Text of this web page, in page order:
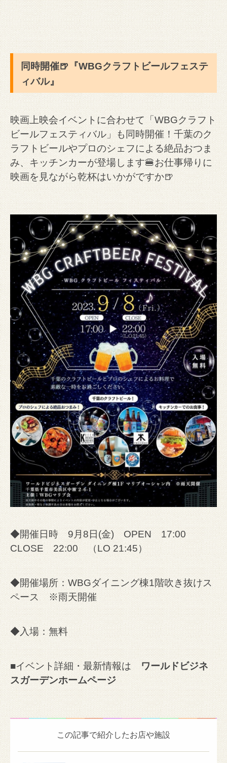
同時開催🍺『WBGクラフトビールフェステ
ィバル』
映画上映会イベントに合わせて「WBGクラフト
ビールフェスティバル」も同時開催！ 千葉のク
ラフトビールやプロのシェフによる絶品おつま
み、キッチンカーが登場します🍔お仕事帰りに
映画を見ながら乾杯はいかがですか🍺
◆開催日時 9月8日(金) OPEN 17:00
CLOSE 22:00 （LO 21:45）
◆開催場所：WBGダイニング棟1階吹き抜けス
ペース ※雨天開催
◆入場：無料
■イベント詳細・最新情報は ワールドビジネ
スガーデンホームページ
この記事で紹介したお店や施設